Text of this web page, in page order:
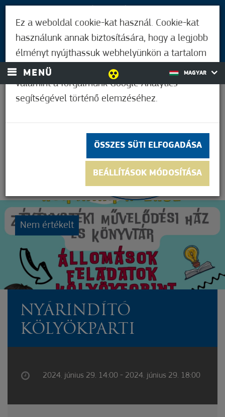
BEJELENTKEZÉS
MENÜ MAGYAR
Nem értékelt
NYÁRINDÍTÓ
KÖLYÖKPARTI
2024. június 29. 14:00 - 2024. június 29. 18:00
Ez a weboldal cookie-kat használ. Cookie-kat
használunk annak biztosítására, hogy a legjobb
élményt nyújthassuk webhelyünkön a tartalom
és a hirdetések személyre szabásához,
valamint a forgalmunk Google Analytics
segítségével történő elemzéséhez.
ÖSSZES SÜTI ELFOGADÁSA
BEÁLLÍTÁSOK MÓDOSÍTÁSA